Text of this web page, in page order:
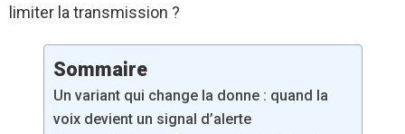
limiter la transmission ?
Sommaire
Un variant qui change la donne : quand la
voix devient un signal d’alerte